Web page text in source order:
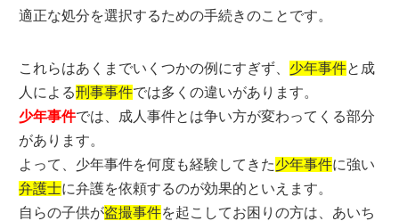
適正な処分を選択するための手続きのことです。
これらはあくまでいくつかの例にすぎず、 少年事件と成
人による刑事事件では多くの違いがあります。
少年事件では、成人事件とは争い方が変わってくる部分
があります。
よって、少年事件を何度も経験してきた少年事件に強い
弁護士に弁護を依頼するのが効果的といえます。
自らの子供が盗撮事件を起こしてお困りの方は、あいち